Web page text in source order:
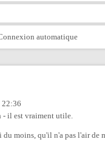
automatique
22:36
- il est vraiment utile.
moins, qu'il n'a pas l'air de